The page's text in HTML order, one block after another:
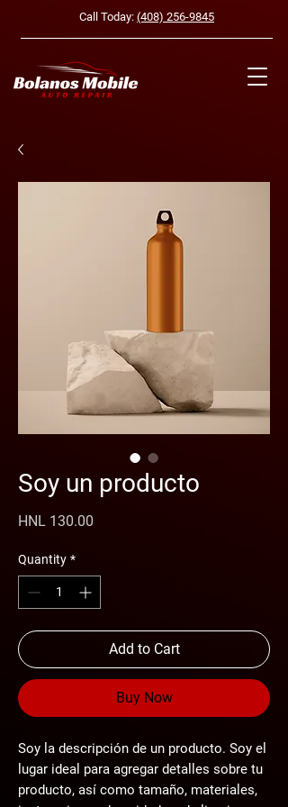
Call Today: (408) 256-9845
Soy un producto
HNL 130.00
Quantity *
Add to Cart
Buy Now
Soy la descripción de un producto. Soy el
lugar ideal para agregar detalles sobre tu
producto, así como tamaño, materiales,